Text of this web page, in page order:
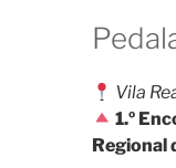
Vila
1.º
Regional